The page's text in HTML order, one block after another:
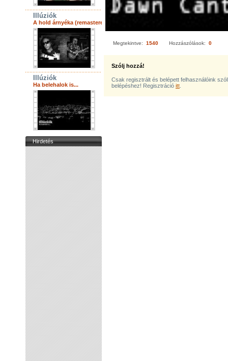
Illúziók
A hold árnyéka (remastered)
Illúziók
Ha belehalok is...
Hirdetés
Megtekintve: 1540 Hozzászólások: 0
Szólj hozzá!
Csak regisztrált és belépett felhasználóink
belépéshez! Regisztráció itt